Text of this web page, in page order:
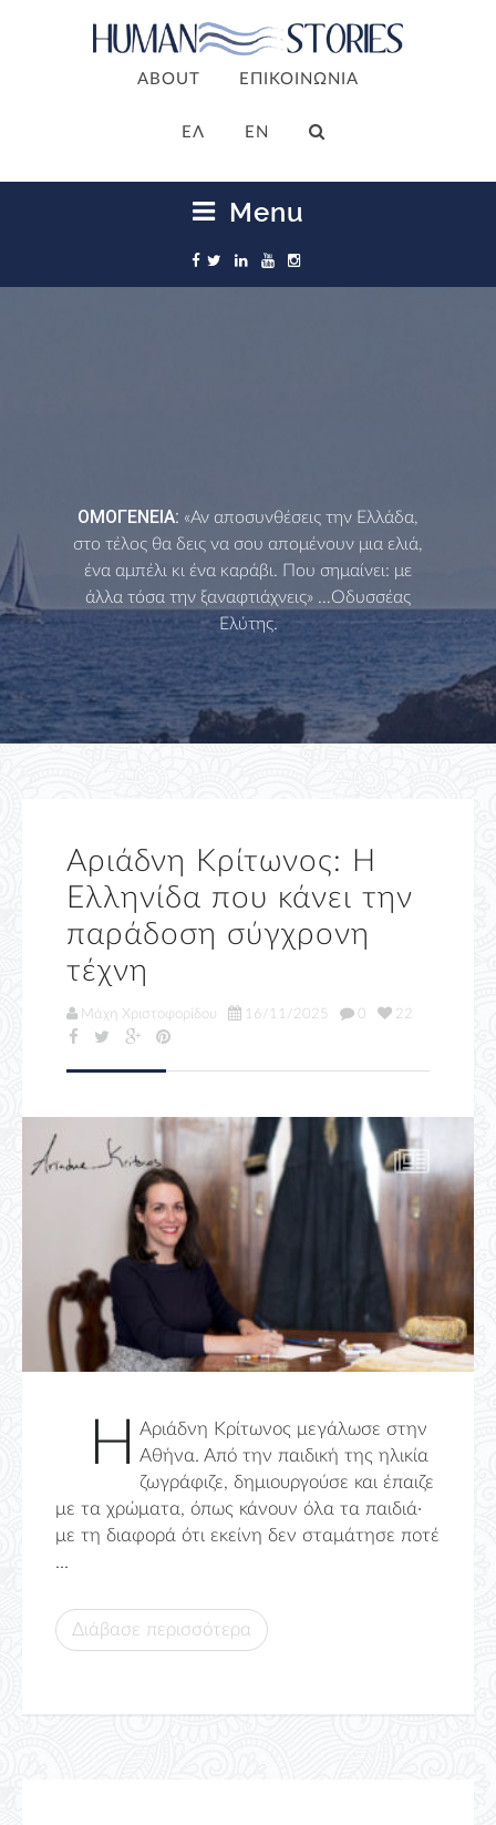
ABOUT ΕΠΙΚΟΙΝΩΝΙΑ
ΕΛ EN
Menu
ΟΜΟΓΕΝΕΙΑ: «Αν αποσυνθέσεις την Ελλάδα,
στο τέλος θα δεις να σου απομένουν μια ελιά,
ένα αμπέλι κι ένα καράβι. Που σημαίνει: με
άλλα τόσα την ξαναφτιάχνεις» …Οδυσσέας
Ελύτης.
Αριάδνη Κρίτωνος: Η
Ελληνίδα που κάνει την
παράδοση σύγχρονη
τέχνη
Μάχη Χριστοφορίδου 16/11/2025 0 22
Η
Αριάδνη Κρίτωνος μεγάλωσε στην
Αθήνα. Από την παιδική της ηλικία
ζωγράφιζε, δημιουργούσε και έπαιζε
με τα χρώματα, όπως κάνουν όλα τα παιδιά·
με τη διαφορά ότι εκείνη δεν σταμάτησε ποτέ
...
Διάβασε περισσότερα